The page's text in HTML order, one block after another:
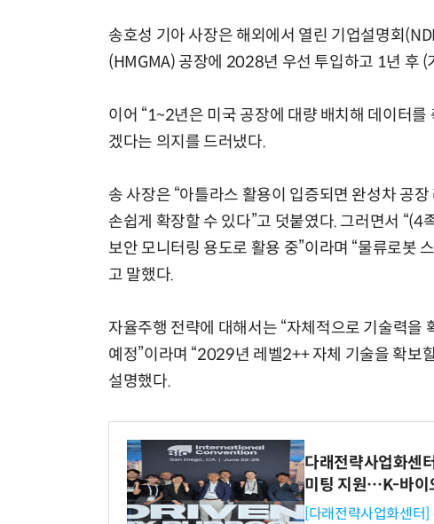
송호성 기아 사장은 해외에서 열린 기업설명회
(HMGMA) 공장에 2028년 우선 투입하고 1년 후
이어 “1~2년은 미국 공장에 대량 배치해 데이터
겠다는 의지를 드러냈다.
송 사장은 “아틀라스 활용이 입증되면 완성차 공
손쉽게 확장할 수 있다”고 덧붙였다. 그러면서
보안 모니터링 용도로 활용 중”이라며 “물류로봇
고 말했다.
자율주행 전략에 대해서는 “자체적으로 기술력을
예정”이라며 “2029년 레벨2++ 자체 기술을 확보
설명했다.
다래전략사업화센
미팅 지원…K-바이
[다래전략사업화센터